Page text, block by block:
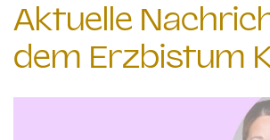
Aktuelle
dem Erzbistum